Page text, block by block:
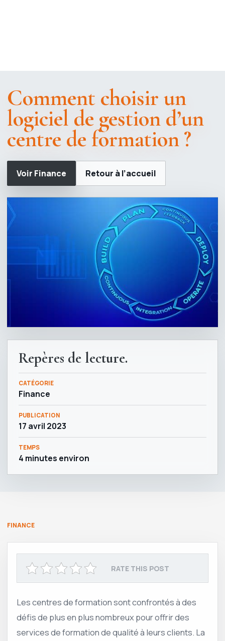
Comment choisir un
logiciel de gestion d’un
centre de formation ?
Voir Finance Retour à l’accueil
Repères de lecture.
CATÉGORIE
Finance
PUBLICATION
17 avril 2023
TEMPS
4 minutes environ
FINANCE
RATE THIS POST
Les centres de formation sont confrontés à des
défis de plus en plus nombreux pour offrir des
services de formation de qualité à leurs clients. La